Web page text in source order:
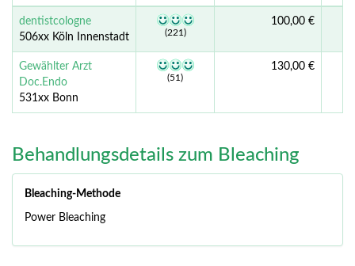
dentistcologne
506xx Köln Innenstadt
(221)
100,00 €
Gewählter Arzt
Doc.Endo
531xx Bonn
(51)
130,00 €
Behandlungsdetails zum Bleaching
Bleaching-Methode
Power Bleaching